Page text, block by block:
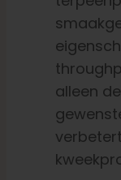
alleen